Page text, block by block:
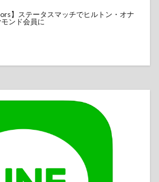
】ステータスマッチでヒルトン・オナ
ンド会員に